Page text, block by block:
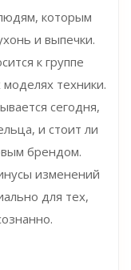
которым
и выпечки.
к группе
техники.
сегодня,
и стоит ли
брендом.
изменений
для тех,